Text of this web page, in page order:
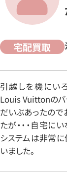
宅配買取
引越しを機にい
Louis Vuittonのバ
だいぶあったので
たが・・・自宅に
システムは非常に
いました。